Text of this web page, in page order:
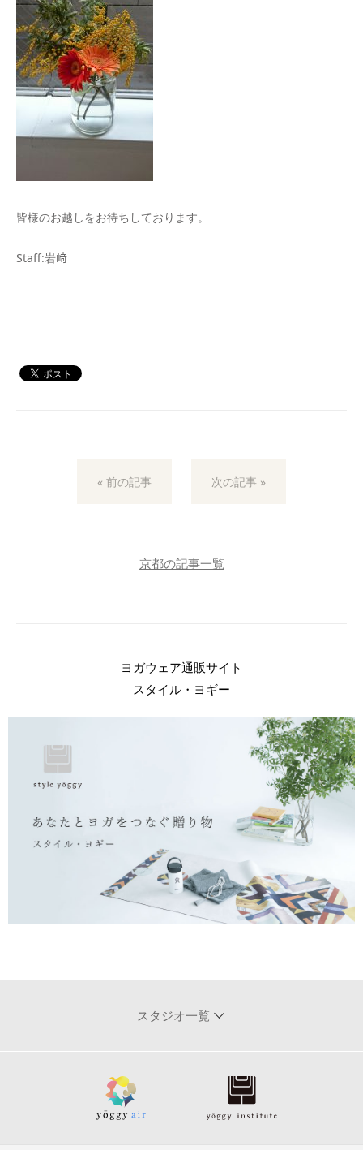
皆様のお越しをお待ちしております。
Staff:岩﨑
« 前の記事 次の記事 »
京都の記事一覧
ヨガウェア通販サイト
スタイル・ヨギー
スタジオ一覧